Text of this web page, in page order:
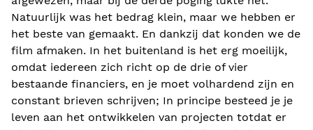
Natuurlijk was het bedrag klein, maar we hebben er
het beste van gemaakt. En dankzij dat konden we de
film afmaken. In het buitenland is het erg moeilijk,
omdat iedereen zich richt op de drie of vier
bestaande financiers, en je moet volhardend zijn en
constant brieven schrijven; In principe besteed je je
leven aan het ontwikkelen van projecten totdat er